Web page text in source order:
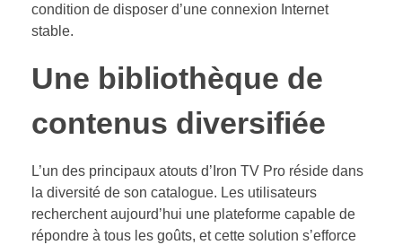
condition de disposer d’une connexion Internet
stable.
Une bibliothèque de
contenus diversifiée
L’un des principaux atouts d’Iron TV Pro réside dans
la diversité de son catalogue. Les utilisateurs
recherchent aujourd’hui une plateforme capable de
répondre à tous les goûts, et cette solution s’efforce